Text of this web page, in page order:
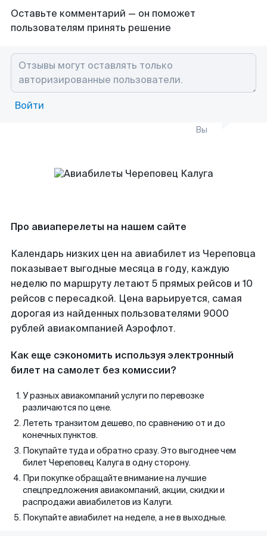
Оставьте комментарий — он поможет
пользователям принять решение
Войти
Вы
Про авиаперелеты на нашем сайте
Календарь низких цен на авиабилет из Череповца
показывает выгодные месяца в году, каждую
неделю по маршруту летают 5 прямых рейсов и 10
рейсов с пересадкой. Цена варьируется, самая
дорогая из найденных пользователями 9000
рублей авиакомпанией Аэрофлот.
Как еще сэкономить используя электронный
билет на самолет без комиссии?
У разных авиакомпаний услуги по перевозке
различаются по цене.
Лететь транзитом дешево, по сравнению от и до
конечных пунктов.
Покупайте туда и обратно сразу. Это выгоднее чем
билет Череповец Калуга в одну сторону.
При покупке обращайте внимание на лучшие
спецпредложения авиакомпаний, акции, скидки и
распродажи авиабилетов из Калуги.
Покупайте авиабилет на неделе, а не в выходные.